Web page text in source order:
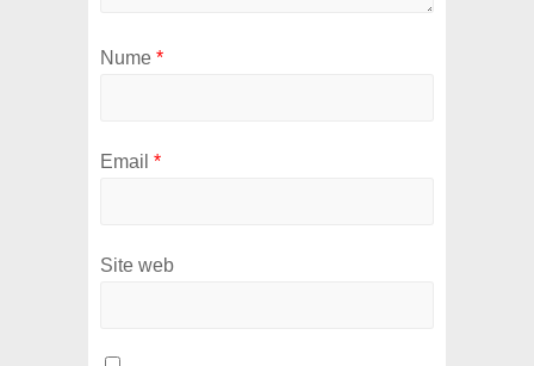
Nume *
Email *
Site web